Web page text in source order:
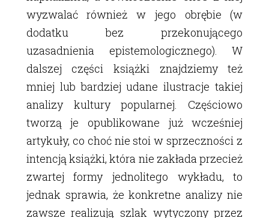
wyzwalać również w jego obrębie (w
dodatku bez przekonującego
uzasadnienia epistemologicznego). W
dalszej części książki znajdziemy też
mniej lub bardziej udane ilustracje takiej
analizy kultury popularnej. Częściowo
tworzą je opublikowane już wcześniej
artykuły, co choć nie stoi w sprzeczności z
intencją książki, która nie zakłada przecież
zwartej formy jednolitego wykładu, to
jednak sprawia, że konkretne analizy nie
zawsze realizują szlak wytyczony przez